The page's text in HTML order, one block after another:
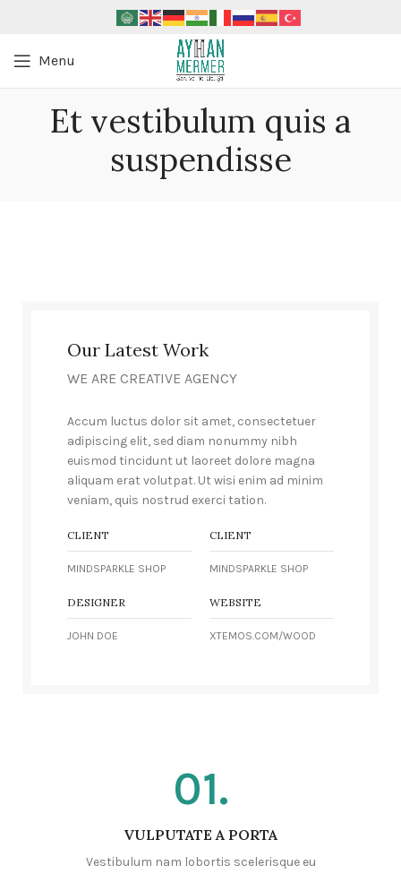
Menu
Et vestibulum quis a
suspendisse
Our Latest Work
WE ARE CREATIVE AGENCY
Accum luctus dolor sit amet, consectetuer
adipiscing elit, sed diam nonummy nibh
euismod tincidunt ut laoreet dolore magna
aliquam erat volutpat. Ut wisi enim ad minim
veniam, quis nostrud exerci tation.
CLIENT
MINDSPARKLE SHOP
CLIENT
MINDSPARKLE SHOP
DESIGNER
JOHN DOE
WEBSITE
XTEMOS.COM/WOOD
01.
VULPUTATE A PORTA
Vestibulum nam lobortis scelerisque eu